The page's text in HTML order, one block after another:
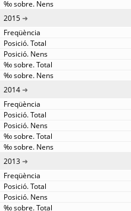
2015
2014
2013